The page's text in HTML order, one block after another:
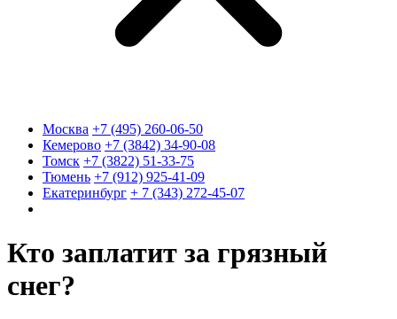
Москва +7 (495) 260-06-50
Кемерово +7 (3842) 34-90-08
Томск +7 (3822) 51-33-75
Тюмень +7 (912) 925-41-09
Екатеринбург + 7 (343) 272-45-07
Кто заплатит за грязный
снег?